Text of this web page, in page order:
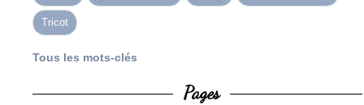
Tricot
Tous les mots-clés
Pages